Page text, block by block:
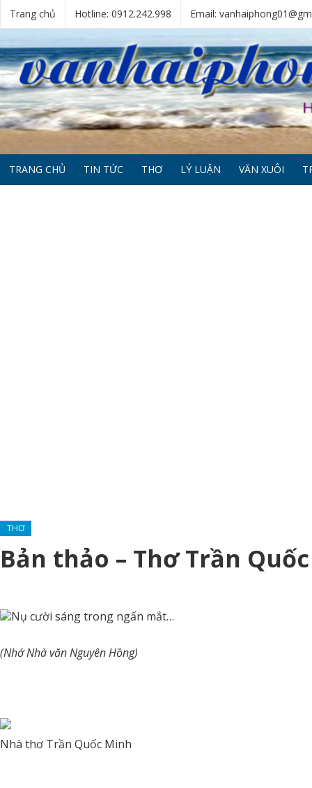
Trang chủ Hotline: 0912.242.998 Email:
TRANG CHỦ TIN TỨC THƠ LÝ LUẬN VĂN XUÔI
THƠ
Bản thảo – Thơ Trần
Nụ cười sáng trong ngấn mắt…
(Nhớ Nhà văn Nguyên Hồng)
Nhà thơ Trần Quốc Minh